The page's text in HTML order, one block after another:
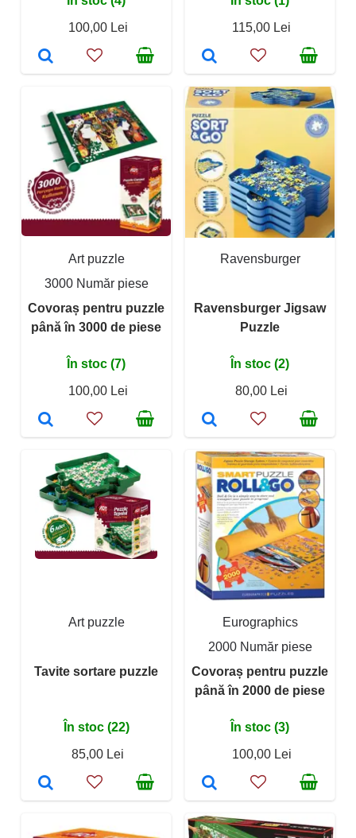
100,00 Lei
115,00 Lei
Art puzzle
3000 Număr piese
Covoraș pentru puzzle
până în 3000 de piese
În stoc (7)
100,00 Lei
Ravensburger
Ravensburger Jigsaw
Puzzle
În stoc (2)
80,00 Lei
Art puzzle
Tavite sortare puzzle
În stoc (22)
85,00 Lei
Eurographics
2000 Număr piese
Covoraș pentru puzzle
până în 2000 de piese
În stoc (3)
100,00 Lei